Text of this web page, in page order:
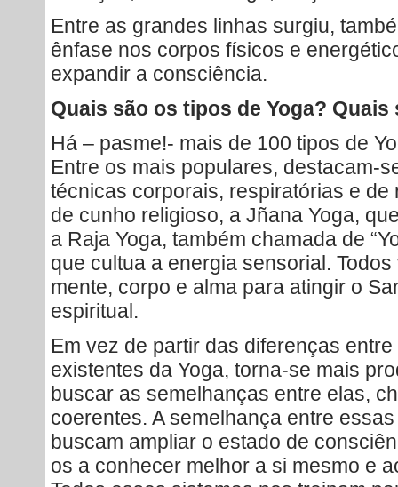
Entre as grandes linhas surgiu,
ênfase nos corpos físicos e
expandir a consciência.
Quais são os tipos de Yoga?
Há – pasme!- mais de 100 tipos de
Entre os mais populares, destacam-
técnicas corporais, respiratórias e de
de cunho religioso, a Jñana Yoga,
a Raja Yoga, também chamada de
que cultua a energia sensorial.
mente, corpo e alma para atingir o
espiritual.
Em vez de partir das diferenças
existentes da Yoga, torna-se mais
buscar as semelhanças entre elas,
coerentes. A semelhança entre
buscam ampliar o estado de
os a conhecer melhor a si mesmo e